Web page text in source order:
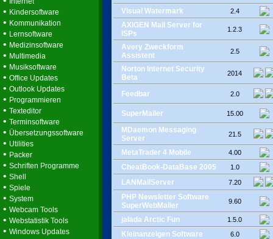
• Kindersoftware
• Kommunikation
• Lernsoftware
• Medizinsoftware
• Multimedia
• Musiksoftware
• Office Updates
• Outlook Updates
• Programmieren
• Texteditor
• Terminsoftware
• Übersetzungssoftware
• Utilities
• Packer
• Schriften Programme
• Shell
• Spiele
• System
• Webcam Tools
• Webstatistik Tools
• Windows Updates
Visual Watermark 2.4
AXIGEN Mail Server for
ISPs
1.2.3
Avery Zweckform
Assistent
2.5
Norton Internet Security
Beta
2014
Feedbar 2.0
SuperMailer 15.00
MDaemon Messaging
Server
21.5
MetaTrader 4 Mobile 4.00
CheatBook-DataBase 2005 1.0
LANMailServer 7.20
PHP Newsletter Software
SuperWebMailer
9.60
jalada Arctic Fun 1.5.0
Kleinanzeigen Software 6.0